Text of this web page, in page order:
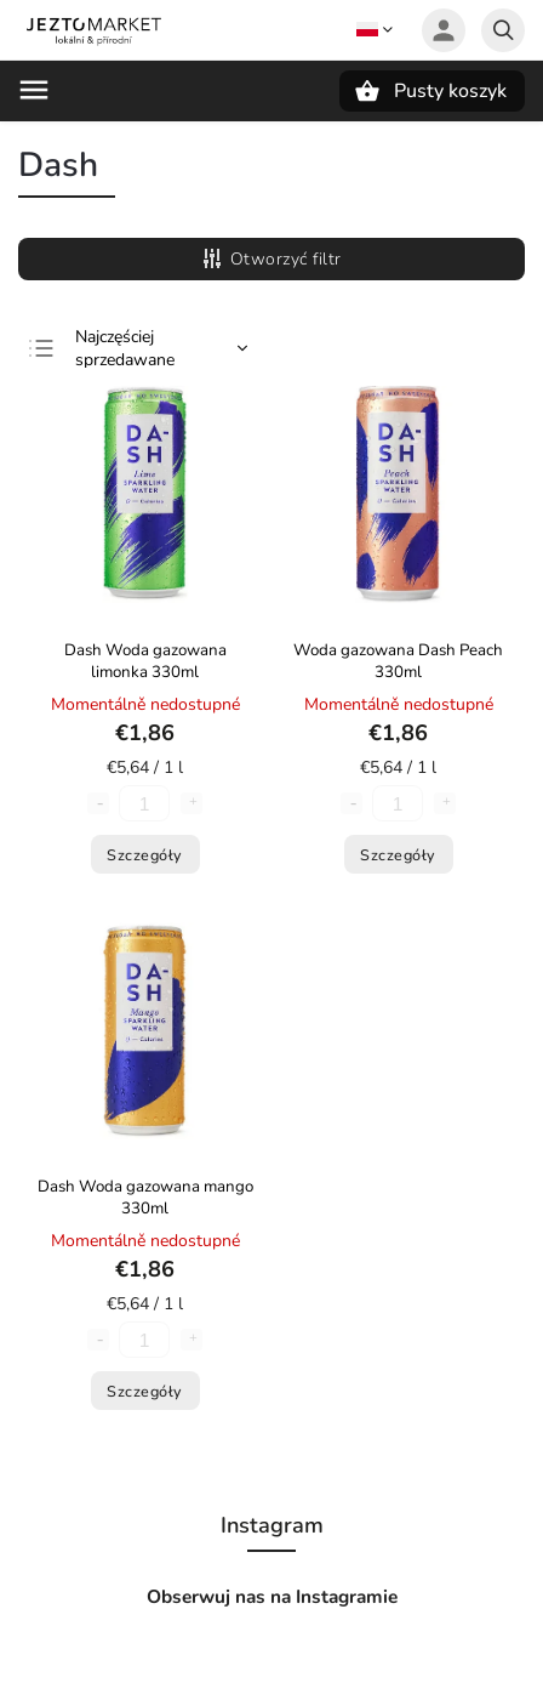
Pusty koszyk
Dash
Otworzyć filtr
Najczęściej
sprzedawane
Najtańsze
Najdroższe
Alfabetycznie
Dash Woda gazowana
limonka 330ml
Momentálně nedostupné
€1,86
€5,64 / 1 l
Szczegóły
Woda gazowana Dash Peach
330ml
Momentálně nedostupné
€1,86
€5,64 / 1 l
Szczegóły
Dash Woda gazowana mango
330ml
Momentálně nedostupné
€1,86
€5,64 / 1 l
Szczegóły
Instagram
Obserwuj nas na Instagramie